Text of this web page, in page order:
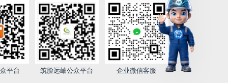
平台 筑脸远岫公众平台 企业微信客服